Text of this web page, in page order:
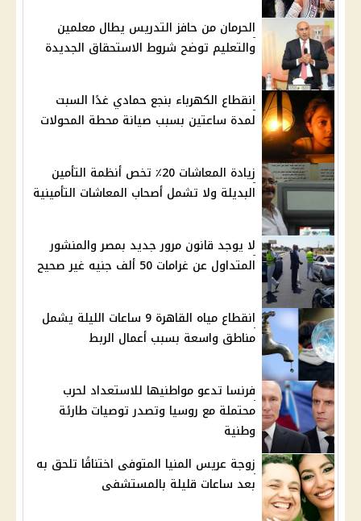
الحرمان من حافز التدريس يطال معلمين
والتعليم توضح شروط الاستحقاق الجديدة
انقطاع الكهرباء بنجع حمادي غدًا السبت
لمدة ساعتين بسبب صيانة محطة المحولات
زيادة المعاشات 20٪ تخص أنظمة التأمين
البديلة ولا تشمل أصحاب المعاشات التأمينية
لا يوجد قانون مرور جديد بمصر والمنشور
المتداول عن غرامات 50 ألف جنيه غير صحيح
انقطاع مياه القاهرة 9 ساعات الليلة يشمل
مناطق واسعة بسبب أعمال الربط
فرنسا تدعو مواطنيها للاستعداد لحرب
محتملة مع روسيا وتصدر توصيات طارئة
وطنية
زوجة عريس المنيا المتوفى اختناقًا تلحق به
بعد ساعات قليلة بالمستشفى